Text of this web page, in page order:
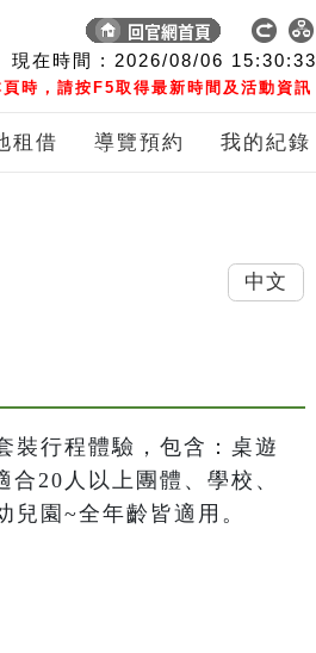
現在時間 : 2026/08/06 15:30:34
時，請按F5取得最新時間及活動資訊
租借 導覽預約 我的紀錄
裝行程體驗，包含：桌遊
20人以上團體、學校、
園~全年齡皆適用。